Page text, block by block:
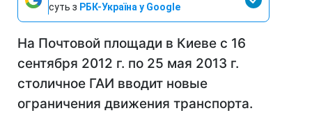
суть з РБК-Україна у Google
На Почтовой площади в Киеве с 16
сентября 2012 г. по 25 мая 2013 г.
столичное ГАИ вводит новые
ограничения движения транспорта.